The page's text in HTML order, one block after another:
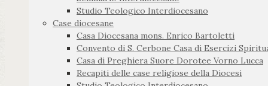
Studio Teologico Interdiocesano
Case diocesane
Casa Diocesana mons. Enrico Bartoletti
Convento di S. Cerbone Casa di Esercizi
Casa di Preghiera Suore Dorotee Vorno Lucca
Recapiti delle case religiose della Diocesi